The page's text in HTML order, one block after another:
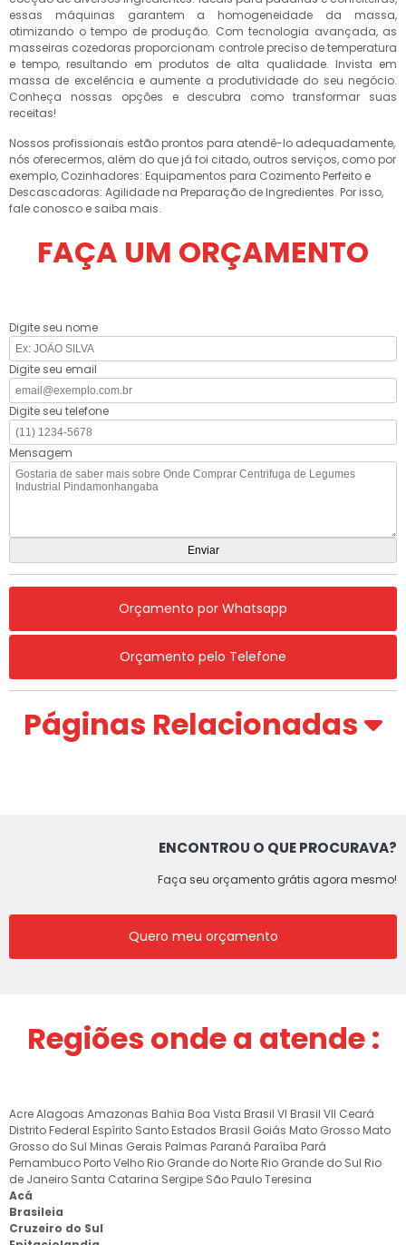
essas máquinas garantem a homogeneidade da massa,
otimizando o tempo de produção. Com tecnologia avançada, as
masseiras cozedoras proporcionam controle preciso de temperatura
e tempo, resultando em produtos de alta qualidade. Invista em
massa de excelência e aumente a produtividade do seu negócio.
Conheça nossas opções e descubra como transformar suas
receitas!
Nossos profissionais estão prontos para atendê-lo adequadamente,
nós oferecermos, além do que já foi citado, outros serviços, como por
exemplo, Cozinhadores: Equipamentos para Cozimento Perfeito e
Descascadoras: Agilidade na Preparação de Ingredientes. Por isso,
fale conosco e saiba mais.
FAÇA UM ORÇAMENTO
Digite seu nome
Digite seu email
Digite seu telefone
Mensagem
Orçamento por Whatsapp
Orçamento pelo Telefone
Páginas Relacionadas
ENCONTROU O QUE PROCURAVA?
Faça seu orçamento grátis agora mesmo!
Quero meu orçamento
Regiões onde a atende :
AcreAlagoas Amazonas Bahia Boa Vista Brasil VI Brasil VII Ceará
Distrito Federal Espírito Santo Estados Brasil Goiás Mato Grosso Mato
Grosso do Sul Minas Gerais Palmas Paraná Paraíba Pará
Pernambuco Porto Velho Rio Grande do Norte Rio Grande do Sul Rio
de Janeiro Santa Catarina Sergipe São PauloTeresina
Acá
Brasileia
Cruzeiro do Sul